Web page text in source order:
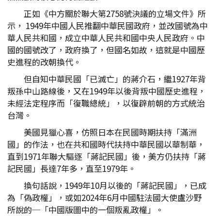
正如《中方關於聯大第2758號決議的立場文件》所
示， 1949年中國人民推翻中華民國政府，並改國號為中
華人民共和國，成立中華人民共和國中央人民政府。中
國的國號改了，政府換了，但國名如故，這就是中國歷
史進程的改朝換代。
但自知中華民國「已滅亡」的蔣介石，繼1927年背
叛孫中山路線後，又在1949年以後背叛中國歷史進程，
未經法定程序而「復職總統」，以復辟前朝的方式統治
台灣。
美國見獵心喜，仿照日本在民國時期扶持「滿洲
國」的作法，也在共和國時代扶持中華民國以華制華，
直到1971年聯大驅逐「蔣記民國」後，美方仍扶持「蔣
記民國」長達7年多，直至1979年。
換句話說，1949年10月以後的「蔣記民國」，已成
為「偽政權」，或如2024年6月中國駐法國大使盧沙野
所說的─「中國版圖中的一個叛亂政權」。